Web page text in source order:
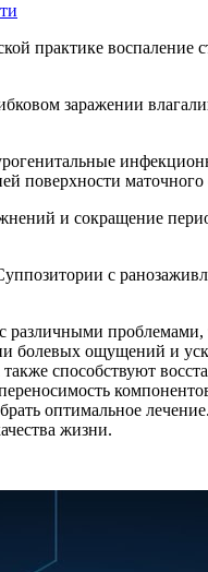
практике воспаление
заражении
поверхности маточного
и сокращение
с
болевых ощущений и
способствуют
оптимальное
жизни.